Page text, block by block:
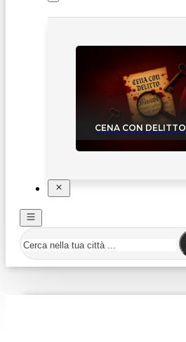
CENA CON DELITTO